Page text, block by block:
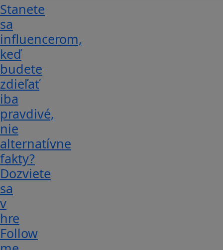
Stanete
sa
influencerom,
keď
budete
zdieľať
iba
pravdivé,
nie
alternatívne
fakty?
Dozviete
sa
v
hre
Follow